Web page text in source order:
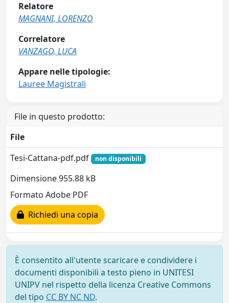
Relatore
MAGNANI, LORENZO
Correlatore
VANZAGO, LUCA
Appare nelle tipologie:
Lauree Magistrali
File in questo prodotto:
File
Tesi-Cattana-pdf.pdf
non disponibili
Dimensione 955.88 kB
Formato Adobe PDF
Richiedi una copia
È consentito all'utente scaricare e condividere i
documenti disponibili a testo pieno in UNITESI
UNIPV nel rispetto della licenza Creative Commons
del tipo CC BY NC ND.